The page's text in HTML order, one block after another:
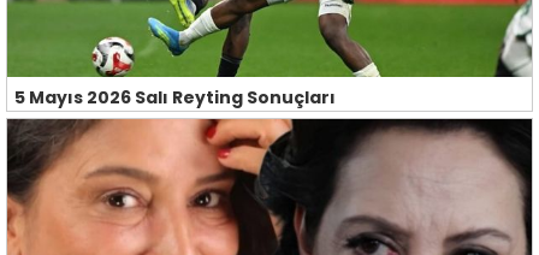
5 Mayıs 2026 Salı Reyting Sonuçları